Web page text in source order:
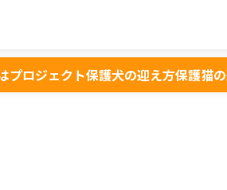
プロジェクト保護犬の迎え方保護猫